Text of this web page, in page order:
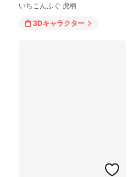
いちこんふぐ 虎柄
3Dキャラクター